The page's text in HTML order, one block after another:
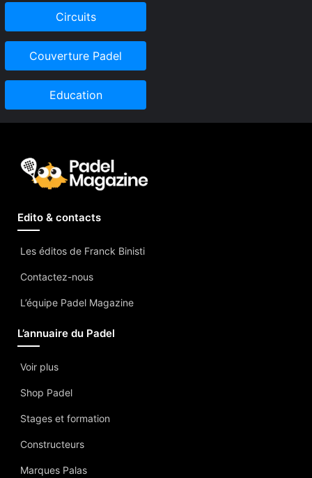
Circuits
Couverture Padel
Education
Edito & contacts
Les éditos de Franck Binisti
Contactez-nous
L’équipe Padel Magazine
L’annuaire du Padel
Voir plus
Shop Padel
Stages et formation
Constructeurs
Marques Palas